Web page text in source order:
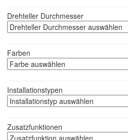
Drehteller Durchmesser
Farben
Installationstypen
Zusatzfunktionen